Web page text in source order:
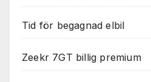
Tid för begagnad elbil
Zeekr 7GT billig premium